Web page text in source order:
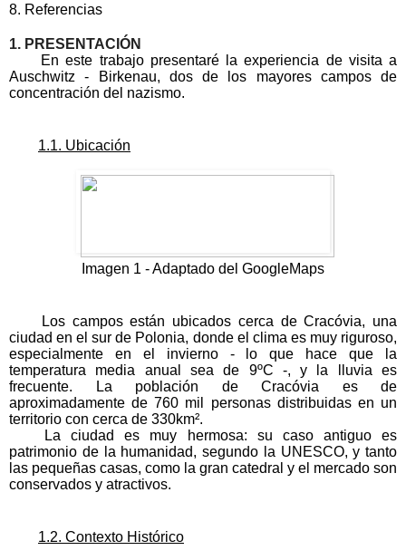
8. Referencias
1. PRESENTACIÓN
En este trabajo presentaré la experiencia de visita a
Auschwitz - Birkenau, dos de los mayores campos de
concentración del nazismo.
1.1. Ubicación
Imagen 1 - Adaptado del GoogleMaps
Los campos están ubicados cerca de Cracóvia, una
ciudad en el sur de Polonia, donde el clima es muy riguroso,
especialmente en el invierno - lo que hace que la
temperatura media anual sea de 9ºC -, y la lluvia es
frecuente. La población de Cracóvia es de
aproximadamente de 760 mil personas distribuidas en un
territorio con cerca de 330km².
La ciudad es muy hermosa: su caso antiguo es
patrimonio de la humanidad, segundo la UNESCO, y tanto
las pequeñas casas, como la gran catedral y el mercado son
conservados y atractivos.
1.2. Contexto Histórico